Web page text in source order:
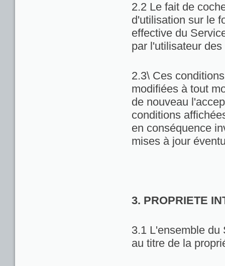
2.2 Le fait de
d'utilisation sur le
effective du
par l'utilisateur
2.3\ Ces
modifiées à tout
de nouveau
conditions
en conséquence
mises à jour
3. PROPRIETE
3.1 L'ensemble du
au titre de la